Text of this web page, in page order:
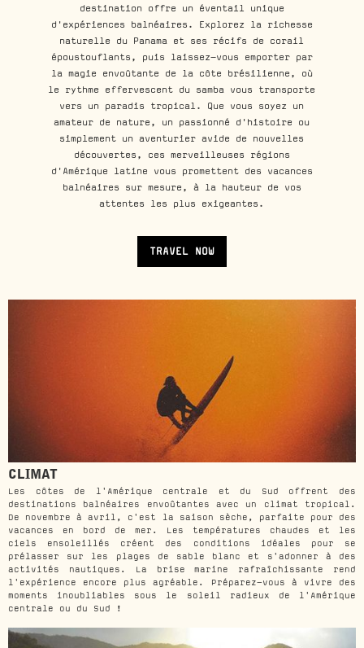
destination offre un éventail unique
d'expériences balnéaires. Explorez la richesse
naturelle du Panama et ses récifs de corail
époustouflants, puis laissez-vous emporter par
la magie envoûtante de la côte brésilienne, où
le rythme effervescent du samba vous transporte
vers un paradis tropical. Que vous soyez un
amateur de nature, un passionné d'histoire ou
simplement un aventurier avide de nouvelles
découvertes, ces merveilleuses régions
d'Amérique latine vous promettent des vacances
balnéaires sur mesure, à la hauteur de vos
attentes les plus exigeantes.
TRAVEL NOW
CLIMAT
Les côtes de l'Amérique centrale et du Sud offrent des
destinations balnéaires envoûtantes avec un climat tropical.
De novembre à avril, c'est la saison sèche, parfaite pour des
vacances en bord de mer. Les températures chaudes et les
ciels ensoleillés créent des conditions idéales pour se
prélasser sur les plages de sable blanc et s'adonner à des
activités nautiques. La brise marine rafraîchissante rend
l'expérience encore plus agréable. Préparez-vous à vivre des
moments inoubliables sous le soleil radieux de l'Amérique
centrale ou du Sud !